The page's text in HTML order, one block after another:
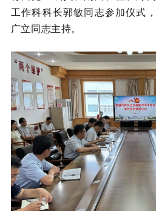
工作科科长郭敏同志参加仪式
广立同志主持。